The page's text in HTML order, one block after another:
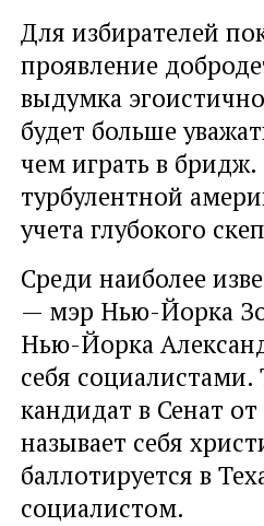
Для избирателей
проявление
выдумка
будет больше
чем играть в
турбулентной
учета глубокого
Среди наиболее
— мэр Нью-Йорка
Нью-Йорка
себя
кандидат в Сенат
называет себя
баллотируется в
социалистом.